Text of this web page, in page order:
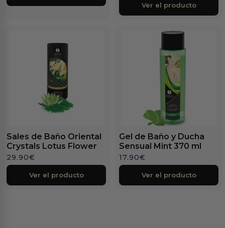
Ver el producto
Sales de Baño Oriental
Crystals Lotus Flower
29.90€
Ver el producto
Gel de Baño y Ducha
Sensual Mint 370 ml
17.90€
Ver el producto